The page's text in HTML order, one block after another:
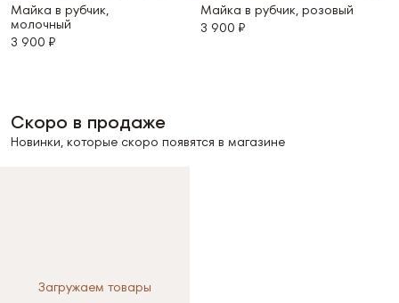
Майка в рубчик,
молочный
3 900 ₽
Майка в рубчик, розовый
3 900 ₽
Скоро в продаже
Новинки, которые скоро появятся в магазине
Загружаем товары